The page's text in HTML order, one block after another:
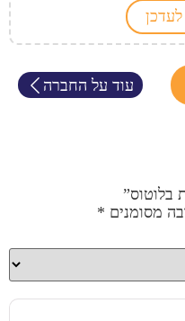
עוד על החברה
בלוטוס”
מסומנים *